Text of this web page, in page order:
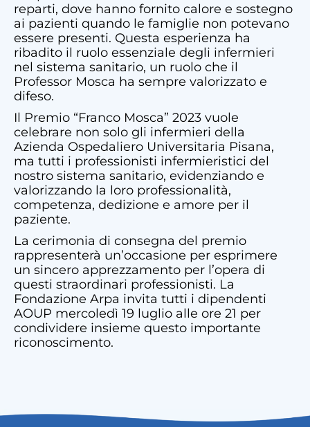
reparti, dove hanno fornito calore e sostegno
ai pazienti quando le famiglie non potevano
essere presenti. Questa esperienza ha
ribadito il ruolo essenziale degli infermieri
nel sistema sanitario, un ruolo che il
Professor Mosca ha sempre valorizzato e
difeso.
Il Premio “Franco Mosca” 2023 vuole
celebrare non solo gli infermieri della
Azienda Ospedaliero Universitaria Pisana,
ma tutti i professionisti infermieristici del
nostro sistema sanitario, evidenziando e
valorizzando la loro professionalità,
competenza, dedizione e amore per il
paziente.
La cerimonia di consegna del premio
rappresenterà un’occasione per esprimere
un sincero apprezzamento per l’opera di
questi straordinari professionisti. La
Fondazione Arpa invita tutti i dipendenti
AOUP mercoledì 19 luglio alle ore 21 per
condividere insieme questo importante
riconoscimento.